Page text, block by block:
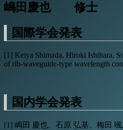
嶋田慶也 修士
国際学会発表
[1] Keiya Shimada, Hiroki Ishihara,
of rib-waveguide-type wavelength
国内学会発表
[1] 嶋田 慶也、石原 弘基、梅田